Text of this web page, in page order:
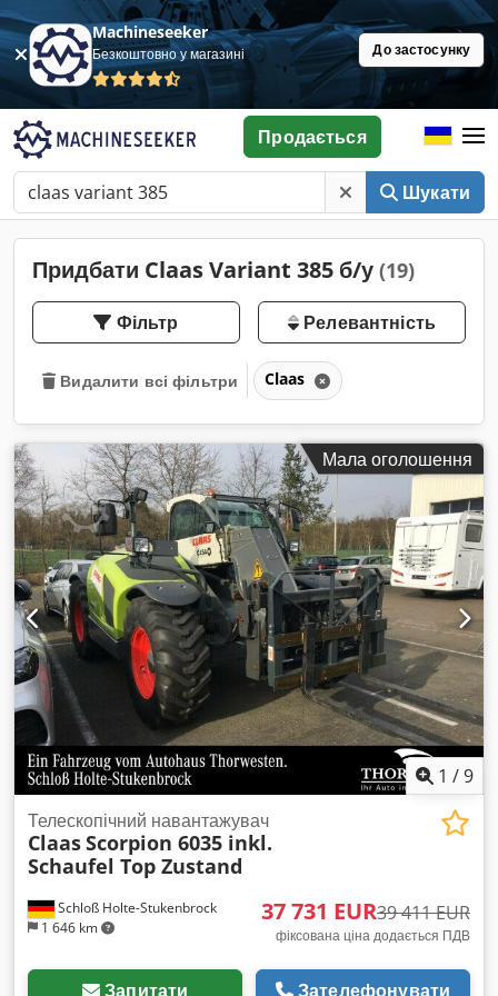
Machineseeker
Безкоштовно у магазині До застосунку
Шукати
Продається
Придбати Claas Variant 385 б/у (19)
Фільтр Релевантність
Видалити всі фільтри Claas
Мала оголошення
1 /9
Schloß Holte-Stukenbrock
1 646 km
Телескопічний навантажувач
ClaasScorpion 6035 inkl.
Schaufel Top Zustand
37 731 EUR39 411 EUR
фіксована ціна додається ПДВ
Запитати Зателефонувати